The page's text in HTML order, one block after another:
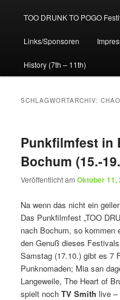
TOO DRUNK TO POGO
Links/Sponsoren
History (7th – 11th)
SCHLAGWORTARCHIV:
Punkfilmfest in
Bochum (15.-
Veröffentlicht amOktober 11,
Na wenn das nicht ein
Das Punkfilmfest „TOO
nach Bochum, so kommen
den Genuß dieses
Samstag (17.10.) gibt es 7
Punknomaden; Mia san
Langeweile, The Heart of
spielt nochTV Smith live –